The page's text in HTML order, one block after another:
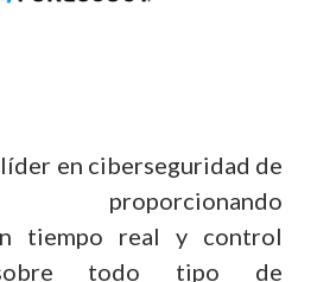
en ciberseguridad de
proporcionando
tiempo real y control
todo tipo de